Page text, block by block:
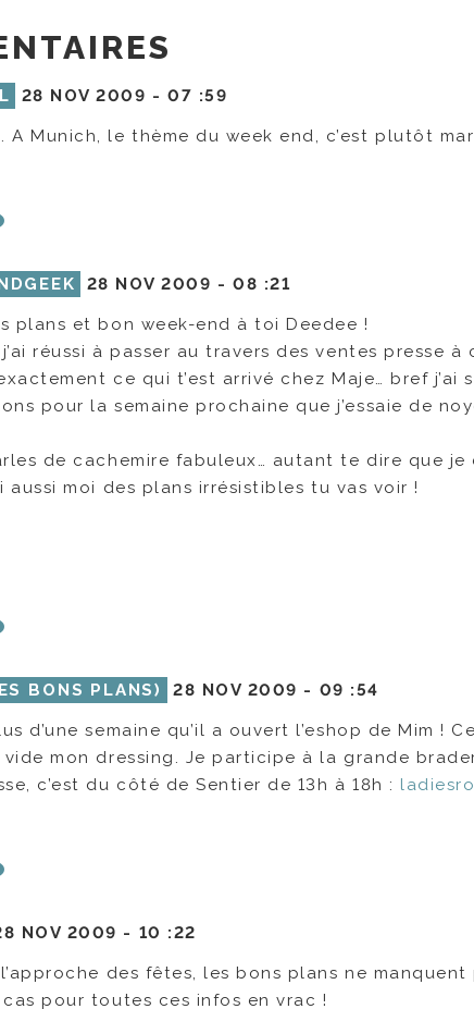
28 NOV 2009 - 07 :59
A Munich, le thème du week end, c’est plutôt
28 NOV 2009 -08 :21
plans et bon week-end à toi Deedee !
réussi à passer au travers des ventes presse à
ce qui t’est arrivé chez Maje… bref
pour la semaine prochaine que j’essaie de
de cachemire fabuleux… autant te dire que je
aussi moi des plans irrésistibles tu vas voir !
BONS PLANS) 28 NOV 2009 - 09 :54
d’une semaine qu’il a ouvert l’eshop de Mim !
vide mon dressing. Je participe à la grande
c’est du côté de Sentier de 13h à 18h :
NOV 2009 - 10 :22
l’approche des fêtes, les bons plans ne
pour toutes ces infos en vrac !